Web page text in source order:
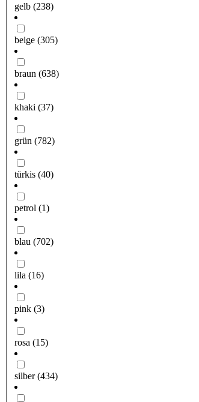
gelb (238)
beige (305)
braun (638)
khaki (37)
grün (782)
türkis (40)
petrol (1)
blau (702)
lila (16)
pink (3)
rosa (15)
silber(434)